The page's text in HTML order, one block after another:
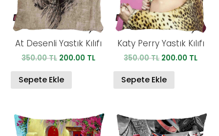
At Desenli Yastık Kılıfı
350.00TL Orijinal
350.00 TL.
200.00 TLŞu
200.00 TL.
Sepete Ekle
Katy Perry Yastık Kılıfı
350.00TL Orijinal
350.00 TL.
200.00 TLŞu
Sepete Ekle